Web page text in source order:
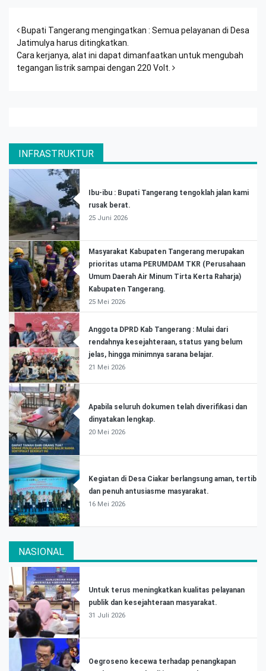
Post navigation
Bupati Tangerang mengingatkan : Semua pelayanan di Desa
Jatimulya harus ditingkatkan.
Cara kerjanya, alat ini dapat dimanfaatkan untuk mengubah
tegangan listrik sampai dengan 220 Volt.
INFRASTRUKTUR
Ibu-ibu : Bupati Tangerang tengoklah jalan kami
rusak berat.
25 Juni 2026
Masyarakat Kabupaten Tangerang merupakan
prioritas utama PERUMDAM TKR (Perusahaan
Umum Daerah Air Minum Tirta Kerta Raharja)
Kabupaten Tangerang.
25 Mei 2026
Anggota DPRD Kab Tangerang : Mulai dari
rendahnya kesejahteraan, status yang belum
jelas, hingga minimnya sarana belajar.
21 Mei 2026
Apabila seluruh dokumen telah diverifikasi dan
dinyatakan lengkap.
20 Mei 2026
Kegiatan di Desa Ciakar berlangsung aman, tertib
dan penuh antusiasme masyarakat.
16 Mei 2026
NASIONAL
Untuk terus meningkatkan kualitas pelayanan
publik dan kesejahteraan masyarakat.
31 Juli 2026
Oegroseno kecewa terhadap penangkapan